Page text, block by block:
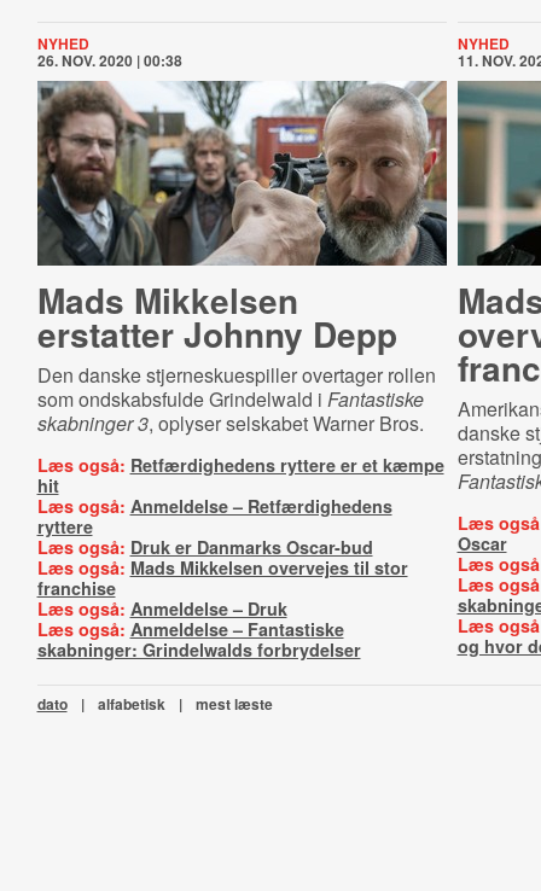
NYHED
26. NOV. 2020 | 00:38
Mads Mikkelsen
erstatter Johnny Depp
Den danske stjerneskuespiller overtager rollen
som ondskabsfulde Grindelwald i Fantastiske
skabninger 3, oplyser selskabet Warner Bros.
Læs også: Retfærdighedens ryttere er et kæmpe
hit
Læs også: Anmeldelse – Retfærdighedens
ryttere
Læs også: Druk er Danmarks Oscar-bud
Læs også: Mads Mikkelsen overvejes til stor
franchise
Læs også: Anmeldelse – Druk
Læs også: Anmeldelse – Fantastiske
skabninger: Grindelwalds forbrydelser
NYHED
11. NOV.
danske
Læs
Oscar
Læs
Læs
Læs
og hvor
dato | alfabetisk | mest læste